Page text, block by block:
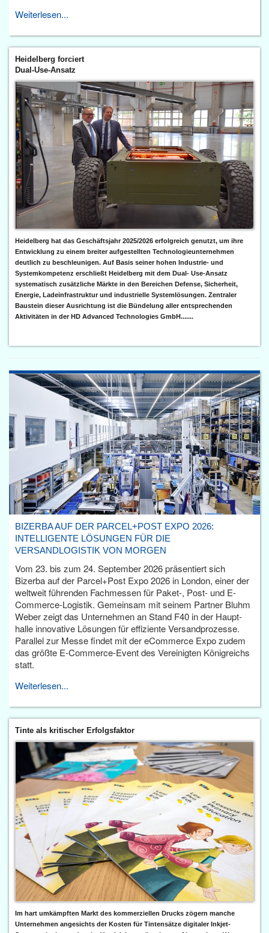
Weiterlesen...
Heidelberg forciert
Dual-Use-Ansatz
Heidelberg hat das Geschäftsjahr 2025/2026 erfolgreich genutzt, um ihre
Entwicklung zu einem breiter aufgestellten Technologieunternehmen
deutlich zu beschleunigen. Auf Basis seiner hohen Industrie- und
Systemkompetenz erschließt Heidelberg mit dem Dual- Use-Ansatz
systematisch zusätzliche Märkte in den Bereichen Defense, Sicherheit,
Energie, Ladeinfrastruktur und industrielle Systemlösungen. Zentraler
Baustein dieser Ausrichtung ist die Bündelung aller entsprechenden
Aktivitäten in der HD Advanced Technologies GmbH.......
BIZERBA AUF DER PARCEL+POST EXPO 2026:
INTELLIGENTE LÖSUNGEN FÜR DIE
VERSANDLOGISTIK VON MORGEN
Vom 23. bis zum 24. September 2026 präsentiert sich
Bizerba auf der Parcel+Post Expo 2026 in London, einer der
weltweit führenden Fachmessen für Paket-, Post- und E-
Commerce-Logistik. Gemeinsam mit seinem Partner Bluhm
Weber zeigt das Unternehmen an Stand F40 in der Haupt­
halle innovative Lösungen für effiziente Versandprozesse.
Parallel zur Messe findet mit der eCommerce Expo zudem
das größte E-Commerce-Event des Vereinigten Königreichs
statt.
Weiterlesen...
Tinte als kritischer Erfolgsfaktor
Im hart umkämpften Markt des kommerziellen Drucks zögern manche
Unternehmen angesichts der Kosten für Tintensätze digitaler Inkjet-